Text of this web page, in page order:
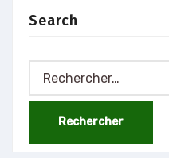
Search
Rechercher :